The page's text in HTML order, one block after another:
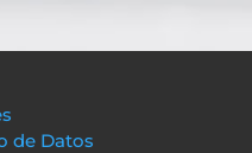
de Datos